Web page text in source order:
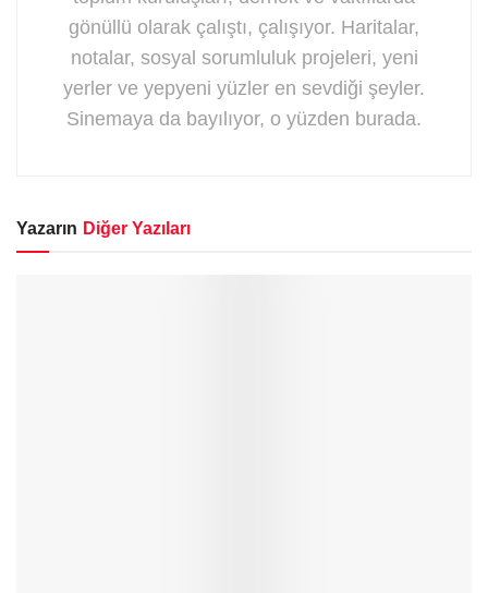
gönüllü olarak çalıştı, çalışıyor. Haritalar,
notalar, sosyal sorumluluk projeleri, yeni
yerler ve yepyeni yüzler en sevdiği şeyler.
Sinemaya da bayılıyor, o yüzden burada.
Yazarın Diğer Yazıları